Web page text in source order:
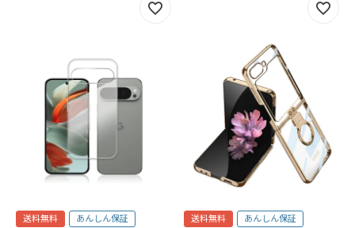
送料無料 あんしん保証 送料無料 あんしん保証